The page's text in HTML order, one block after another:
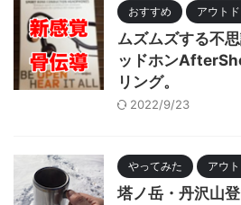
おすすめ アウト
ムズムズする不
ッドホン
リング。
2022/9/23
やってみた アウ
塔ノ岳・丹沢山